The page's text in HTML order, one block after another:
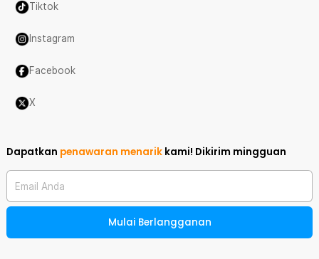
Tiktok
Instagram
Facebook
X
Dapatkan penawaran menarik kami! Dikirim mingguan
Email Anda
Mulai Berlangganan